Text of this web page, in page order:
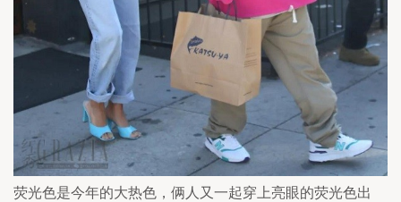
荧光色是今年的大热色，俩人又一起穿上亮眼的荧光色出